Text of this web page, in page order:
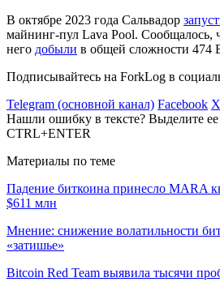
В октябре 2023 года Сальвадор
майнинг-пул Lava Pool. Сообщалось,
него добыли в общей сложности 474
Подписывайтесь на ForkLog в
Telegram (основной канал) Facebook X
Нашли ошибку в тексте? Выделите
CTRL+ENTER
Материалы по теме
Падение биткоина принесло MARA
$611 млн
Мнение: снижение волатильности
«затишье»
Bitcoin Red Team выявила тысячи